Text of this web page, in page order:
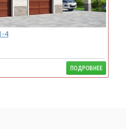
4
ПОДРОБНЕЕ